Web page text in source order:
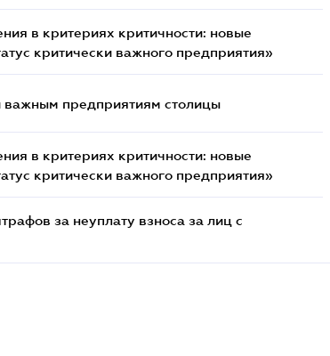
в критериях критичности: новые
критически важного предприятия»
важным предприятиям столицы
в критериях критичности: новые
критически важного предприятия»
за неуплату взноса за лиц с